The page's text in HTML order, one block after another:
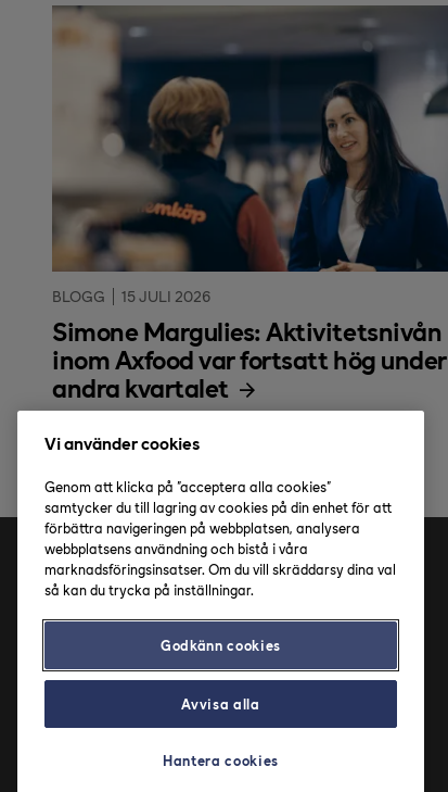
BLOGG 15 JULI 2026
Simone Margulies: Aktivitetsnivån
inom Axfood var fortsatt hög under
andra kvartalet
Adress
Axfood AB
Solnavägen 4
113 65 Stockholm
Vi använder cookies
Genom att klicka på "acceptera alla cookies"
samtycker du till lagring av cookies på din enhet för att
förbättra navigeringen på webbplatsen, analysera
webbplatsens användning och bistå i våra
marknadsföringsinsatser. Om du vill skräddarsy dina val
så kan du trycka på inställningar.
Godkänn cookies
Avvisa alla
Hantera cookies